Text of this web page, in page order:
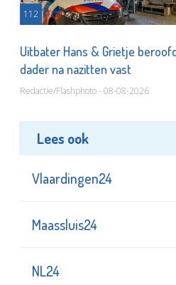
112
Uitbater Hans & Grietje
dader na nazitten vast
Redactie/Flashphoto - 08-08-2026
Lees ook
Vlaardingen24
Maassluis24
NL24